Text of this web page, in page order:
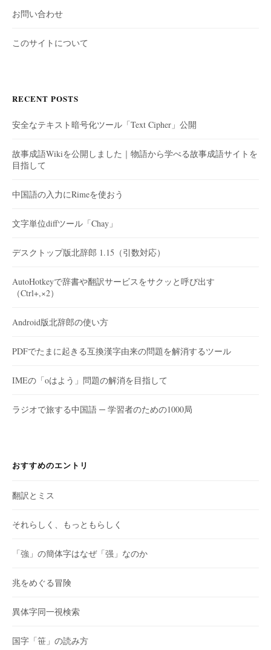
お問い合わせ
このサイトについて
RECENT POSTS
安全なテキスト暗号化ツール「Text Cipher」公開
故事成語Wikiを公開しました｜物語から学べる故事成語サイトを
目指して
中国語の入力にRimeを使おう
文字単位diffツール「Chay」
デスクトップ版北辞郎 1.15（引数対応）
AutoHotkeyで辞書や翻訳サービスをサクッと呼び出す
（Ctrl+,×2）
Android版北辞郎の使い方
PDFでたまに起きる互換漢字由来の問題を解消するツール
IMEの「oはよう」問題の解消を目指して
ラジオで旅する中国語 ─ 学習者のための1000局
おすすめのエントリ
翻訳とミス
それらしく、もっともらしく
「強」の簡体字はなぜ「强」なのか
兆をめぐる冒険
異体字同一視検索
国字「笹」の読み方